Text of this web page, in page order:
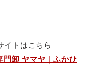
イトはこちら
門卸 ヤマヤ｜ふかひ